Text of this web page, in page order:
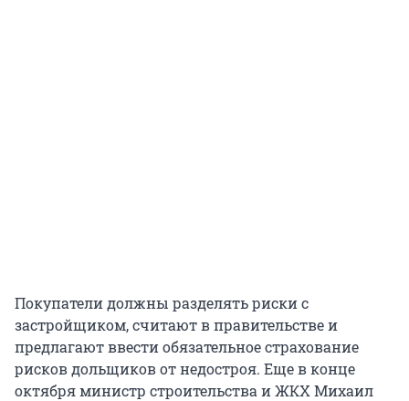
Покупатели должны разделять риски с
застройщиком, считают в правительстве и
предлагают ввести обязательное страхование
рисков дольщиков от недостроя. Еще в конце
октября министр строительства и ЖКХ Михаил